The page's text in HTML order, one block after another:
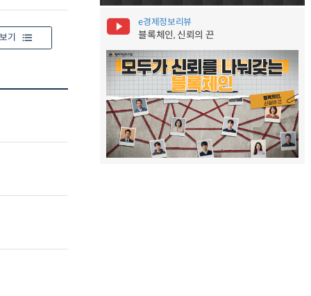
기
e경제정보리뷰
블록체인, 신뢰의 끈